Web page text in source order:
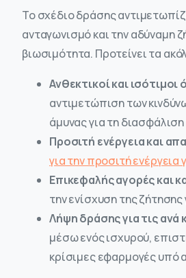
Το σχέδιο δράσης
ανταγωνισμό και την αδύναμη
βιωσιμότητα. Προτείνει τα
Ανθεκτικοί και
αντιμετώπιση των
άμυνας για τη
Προσιτή ενέργεια και
για την προσιτή ενέργεια
Επικεφαλής αγορές και
την ενίσχυση της
Λήψη δράσης για τις ανά
μέσω ενός ισχυρού,
κρίσιμες εφαρμογές υπό